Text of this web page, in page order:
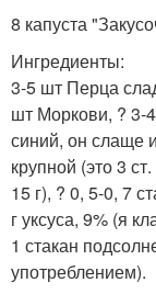
8 капуста
Ингредиенты:
3-5 шт Перца
шт Моркови, ? 3-
синий, он слаще
крупной (это 3
15 г), ? 0, 5-0, 7
г уксуса, 9% (я
1 стакан
употреблением).